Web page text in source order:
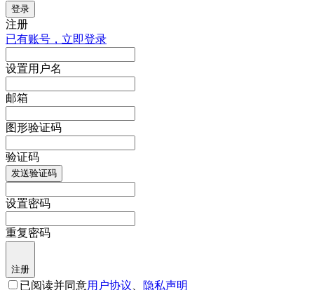
登录
注册
已有账号，立即登录
设置用户名
邮箱
图形验证码
验证码
发送验证码
设置密码
重复密码
注册
已阅读并同意用户协议 隐私声明